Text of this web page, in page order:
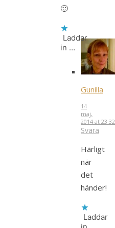
🙂
Laddar
in …
Gunilla
14
maj,
2014 at 23:32
Svara
Härligt
när
det
händer!
Laddar